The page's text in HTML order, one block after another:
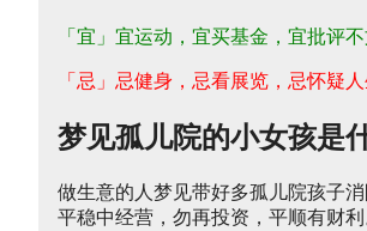
「宜」宜运动，宜买基金，宜批评不
「忌」忌健身，忌看展览，忌怀疑人
梦见孤儿院的小女孩是
做生意的人梦见带好多孤儿院孩子
平稳中经营，勿再投资，平顺有财利